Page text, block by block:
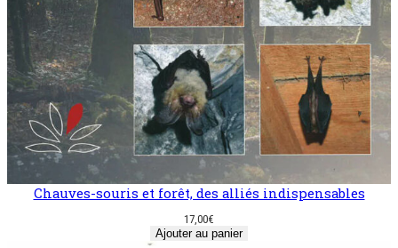
Chauves-souris et forêt, des alliés indispensables
17,00€
Ajouter au panier